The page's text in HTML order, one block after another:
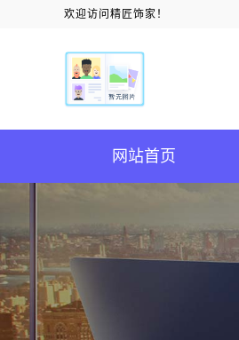
欢迎访问精匠饰家！
网站首页